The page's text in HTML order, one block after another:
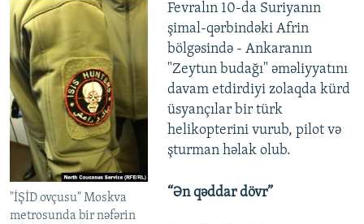
"İŞİD ovçusu" Moskva
metrosunda bir nəfərin
Fevralın 10-da Suriyanın
şimal-qərbindəki Afrin
bölgəsində - Ankaranın
"Zeytun budağı" əməliyyatını
davam etdirdiyi zolaqda kürd
üsyançılar bir türk
helikopterini vurub, pilot və
şturman həlak olub.
“Ən qəddar dövr”